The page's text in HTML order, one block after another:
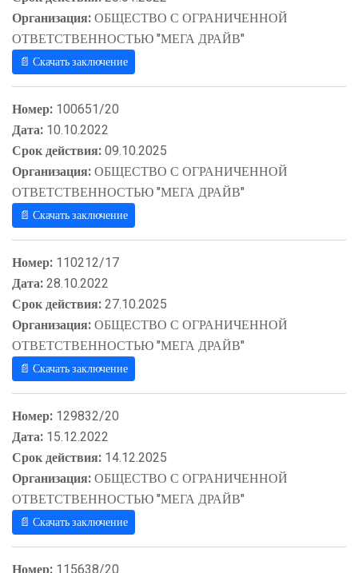
Организация:ОБЩЕСТВО С ОГРАНИЧЕННОЙ
ОТВЕТСТВЕННОСТЬЮ "МЕГА ДРАЙВ"
📄 Скачать заключение
Номер: 100651/20
Дата: 10.10.2022
Срок действия:09.10.2025
Организация:ОБЩЕСТВО С ОГРАНИЧЕННОЙ
ОТВЕТСТВЕННОСТЬЮ "МЕГА ДРАЙВ"
📄 Скачать заключение
Номер: 110212/17
Дата:28.10.2022
Срок действия:27.10.2025
Организация:ОБЩЕСТВО С ОГРАНИЧЕННОЙ
ОТВЕТСТВЕННОСТЬЮ "МЕГА ДРАЙВ"
📄 Скачать заключение
Номер: 129832/20
Дата: 15.12.2022
Срок действия: 14.12.2025
Организация:ОБЩЕСТВО С ОГРАНИЧЕННОЙ
ОТВЕТСТВЕННОСТЬЮ "МЕГА ДРАЙВ"
📄 Скачать заключение